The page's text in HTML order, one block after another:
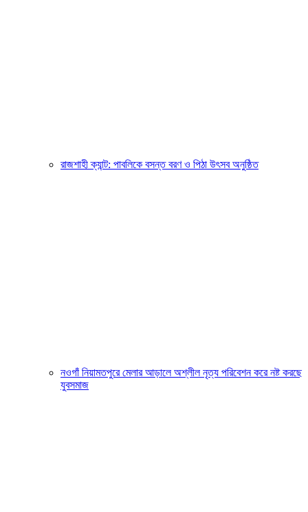
রাজশাহী ক্যান্ট: পাবলিকে বসন্ত বরণ ও পিঠা উৎসব অনুষ্ঠিত
নওগাঁ নিয়ামতপুরে মেলার আড়ালে অশ্লীল নৃত্য পরিবেশন করে নষ্ট করছে
যুবসমাজ